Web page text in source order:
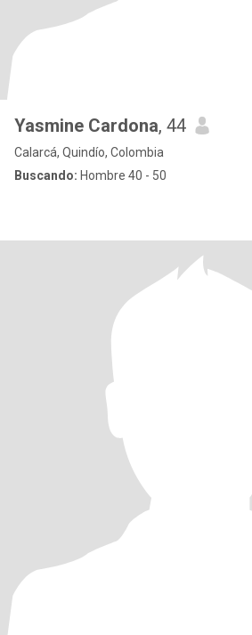
Yasmine Cardona, 44
Calarcá, Quindío, Colombia
Buscando: Hombre 40 - 50